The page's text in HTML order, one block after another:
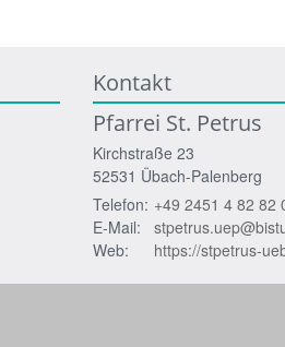
Kontakt
Pfarrei St. Petrus
Kirchstraße 23
52531 Übach-Palenberg
Telefon: +49 2451 4 82 82
E-Mail:
Web:
https://stpetrus-